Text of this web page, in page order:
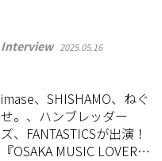
Interview 2025.05.16
imase、SHISHAMO、ねぐ
せ。、ハンブレッダー
ズ、FANTASTICSが出演！
『OSAKA MUSIC LOVER -